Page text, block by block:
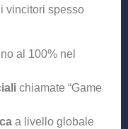
vincitori spesso
al 100% nel
chiamate “Game
a livello globale